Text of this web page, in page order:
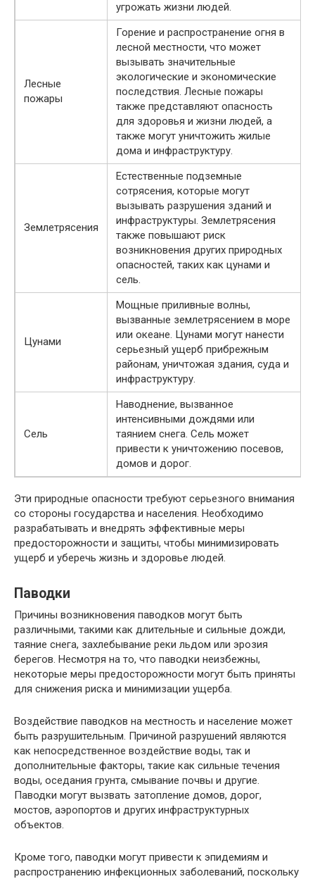
угрожать жизни людей.
Лесные
пожары
Горение и распространение огня в
лесной местности, что может
вызывать значительные
экологические и экономические
последствия. Лесные пожары
также представляют опасность
для здоровья и жизни людей, а
также могут уничтожить жилые
дома и инфраструктуру.
Землетрясения
Естественные подземные
сотрясения, которые могут
вызывать разрушения зданий и
инфраструктуры. Землетрясения
также повышают риск
возникновения других природных
опасностей, таких как цунами и
сель.
Цунами
Мощные приливные волны,
вызванные землетрясением в море
или океане. Цунами могут нанести
серьезный ущерб прибрежным
районам, уничтожая здания, суда и
инфраструктуру.
Сель
Наводнение, вызванное
интенсивными дождями или
таянием снега. Сель может
привести к уничтожению посевов,
домов и дорог.
Эти природные опасности требуют серьезного внимания
со стороны государства и населения. Необходимо
разрабатывать и внедрять эффективные меры
предосторожности и защиты, чтобы минимизировать
ущерб и уберечь жизнь и здоровье людей.
Паводки
Причины возникновения паводков могут быть
различными, такими как длительные и сильные дожди,
таяние снега, захлебывание реки льдом или эрозия
берегов. Несмотря на то, что паводки неизбежны,
некоторые меры предосторожности могут быть приняты
для снижения риска и минимизации ущерба.
Воздействие паводков на местность и население может
быть разрушительным. Причиной разрушений являются
как непосредственное воздействие воды, так и
дополнительные факторы, такие как сильные течения
воды, оседания грунта, смывание почвы и другие.
Паводки могут вызвать затопление домов, дорог,
мостов, аэропортов и других инфраструктурных
объектов.
Кроме того, паводки могут привести к эпидемиям и
распространению инфекционных заболеваний, поскольку